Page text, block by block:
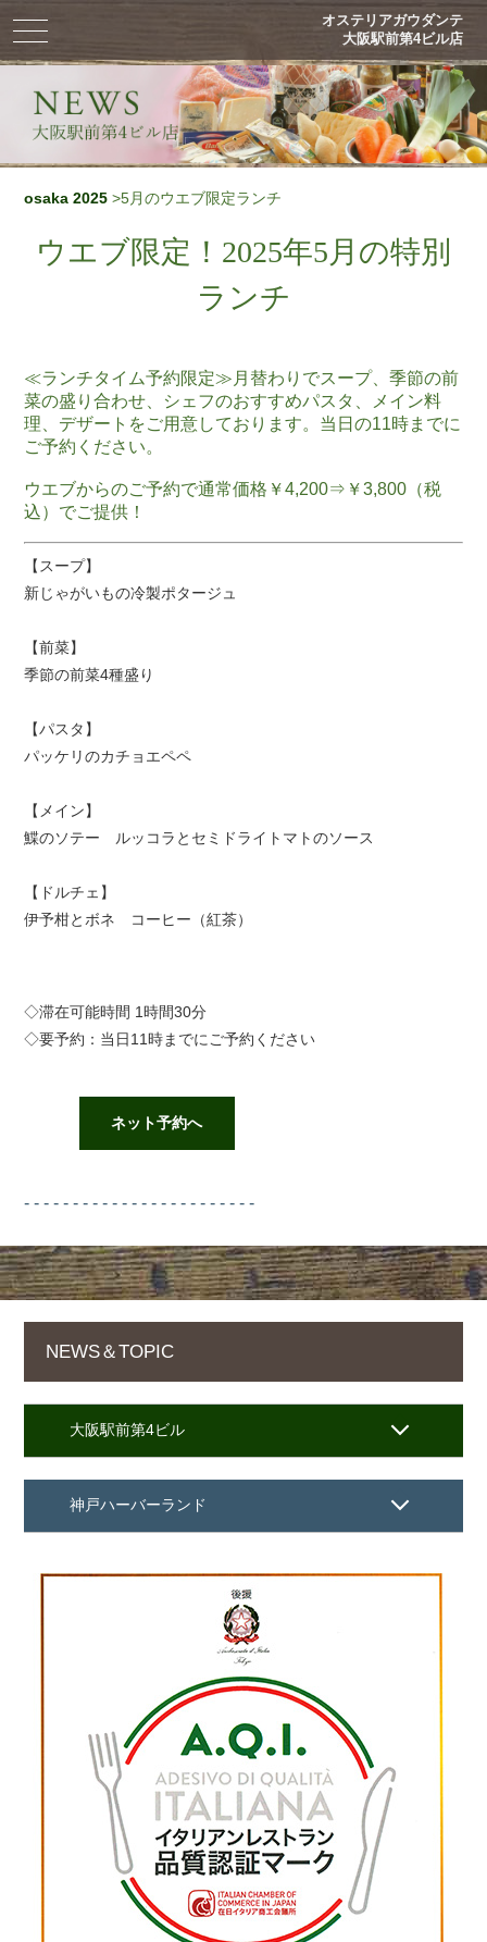
オステリアガウダンテ
大阪駅前第4ビル店
toggle
navigation
osaka 2025 >5月のウエブ限定ランチ
ウエブ限定！2025年5月の特別
ランチ
≪ランチタイム予約限定≫月替わりでスープ、季節の前
菜の盛り合わせ、シェフのおすすめパスタ、メイン料
理、デザートをご用意しております。当日の11時までに
ご予約ください。
ウエブからのご予約で通常価格￥4,200⇒￥3,800（税
込）でご提供！
【スープ】
新じゃがいもの冷製ポタージュ
【前菜】
季節の前菜4種盛り
【パスタ】
パッケリのカチョエペペ
【メイン】
鰈のソテー ルッコラとセミドライトマトのソース
【ドルチェ】
伊予柑とボネ コーヒー（紅茶）
◇滞在可能時間 1時間30分
◇要予約：当日11時までにご予約ください
ネット予約へ
- - - - - - - - - - - - - - - - - - - - - - - -
NEWS＆TOPIC
大阪駅前第4ビル
神戸ハーバーランド